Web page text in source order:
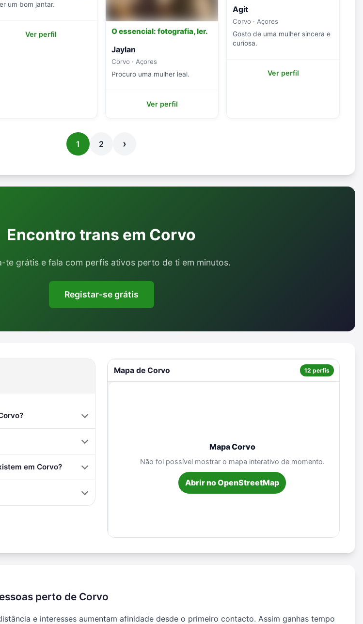
um bom jantar.
Ver perfil O essencial: fotografia, ler.
Jaylan
Corvo · Açores
Procuro uma mulher leal.
Ver perfil
Agit
Corvo · Açores
Gosto de uma mulher sincera e
curiosa.
Ver perfil
1 2 ›
Encontro trans em Corvo
te grátis e fala com perfis ativos perto de ti em minutos.
Registar-se grátis
em Corvo?
Mapa de Corvo 12 perfis
Mapa Corvo
Não foi possível mostrar o mapa interativo de momento.
Abrir no OpenStreetMap
perto de Corvo
e interesses aumentam afinidade desde o primeiro contacto. Assim ganhas tempo